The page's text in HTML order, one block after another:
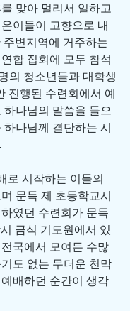
맞아 멀리서 일하고
이들이 고향으로 내
주변지역에 거주하는
합 집회에 모두 참석
의 청소년들과 대학생
진행된 수련회에서 예
하나님의 말씀을 들으
하나님께 결단하는 시
로 시작하는 이들의
문득 제 초등학교시
였던 수련회가 문득
금식 기도원에서 있
국에서 모여든 수많
도 없는 무더운 천막
배하던 순간이 생각